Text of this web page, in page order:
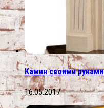
Камин своими руками
16.05.2017